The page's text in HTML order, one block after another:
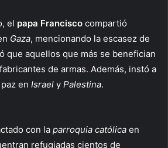
el papa Francisco compartió
Gaza, mencionando la escasez de
que aquellos que más se benefician
de armas. Además, instó a
en Israel y Palestina.
con la parroquia católica en
refugiadas cientos de